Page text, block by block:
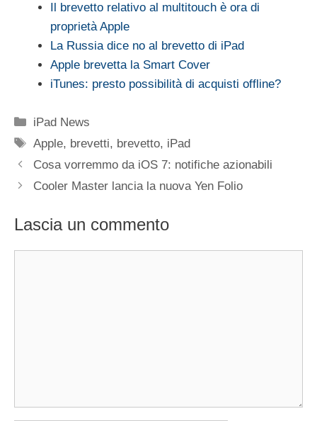
Il brevetto relativo al multitouch è ora di
proprietà Apple
La Russia dice no al brevetto di iPad
Apple brevetta la Smart Cover
iTunes: presto possibilità di acquisti offline?
Categorie
iPad News
Tag
Apple, brevetti, brevetto, iPad
Cosa vorremmo da iOS 7: notifiche azionabili
Cooler Master lancia la nuova Yen Folio
Lascia un commento